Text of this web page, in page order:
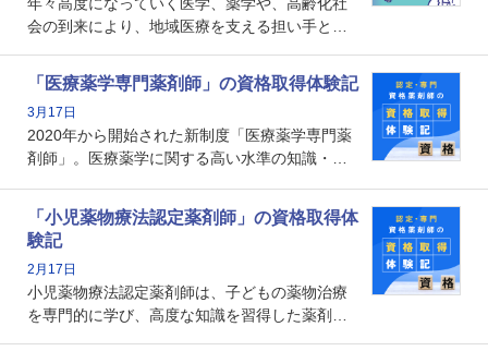
会の到来により、地域医療を支える担い手とし
で、重要度が増しているのが認定薬剤師という
資格です。認定薬剤師とはいったいどんな資格
なのでしょうか。それを取得するとどのような
メリットがあるのでしょうか。
「医療薬学専門薬剤師」の資格取得体験記
3月17日
2020年から開始された新制度「医療薬学専門薬
剤師」。医療薬学に関する高い水準の知識・技
となります。取得要件は多岐に渡り、審査も複
数回ありますが、患者さんに対して一定の能力
の証明になる資格と言えます。
「小児薬物療法認定薬剤師」の資格取得体
験記
2月17日
小児薬物療法認定薬剤師は、子どもの薬物治療
を専門的に学び、高度な知識を習得した薬剤師